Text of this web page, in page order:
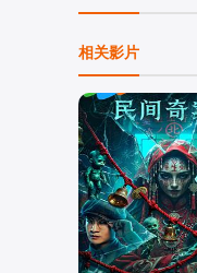
相关影片